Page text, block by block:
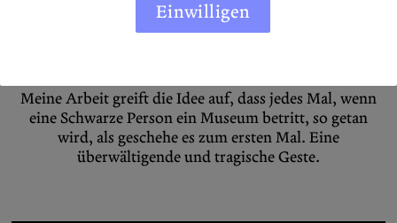
Meine Arbeit greift die Idee auf, dass jedes Mal, wenn
eine Schwarze Person ein Museum betritt, so getan
wird, als geschehe es zum ersten Mal. Eine
überwältigende und tragische Geste.
Einwilligen